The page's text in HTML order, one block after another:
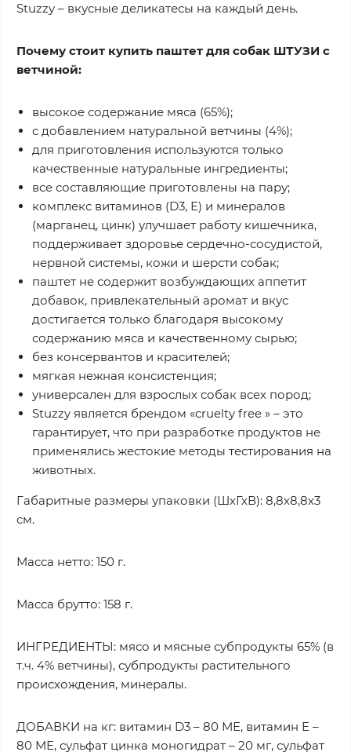
Stuzzy – вкусные деликатесы на каждый день.
Почему стоит купить паштет для собак ШТУЗИ с
ветчиной:
высокое содержание мяса (65%);
с добавлением натуральной ветчины (4%);
для приготовления используются только
качественные натуральные ингредиенты;
все составляющие приготовлены на пару;
комплекс витаминов (D3, Е) и минералов
(марганец, цинк) улучшает работу кишечника,
поддерживает здоровье сердечно-сосудистой,
нервной системы, кожи и шерсти собак;
паштет не содержит возбуждающих аппетит
добавок, привлекательный аромат и вкус
достигается только благодаря высокому
содержанию мяса и качественному сырью;
без консервантов и красителей;
мягкая нежная консистенция;
универсален для взрослых собак всех пород;
Stuzzy является брендом «cruelty free » – это
гарантирует, что при разработке продуктов не
применялись жестокие методы тестирования на
животных.
Габаритные размеры упаковки (ШхГхВ): 8,8х8,8х3
см.
Масса нетто: 150 г.
Масса брутто: 158 г.
ИНГРЕДИЕНТЫ: мясо и мясные субпродукты 65% (в
т.ч. 4% ветчины), субпродукты растительного
происхождения, минералы.
ДОБАВКИ на кг: витамин D3 – 80 МЕ, витамин Е –
80 МЕ, сульфат цинка моногидрат – 20 мг, сульфат